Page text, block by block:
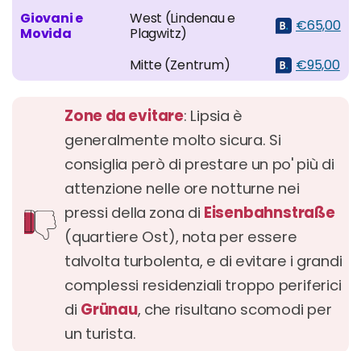
Giovani e
Movida
West (Lindenau e
Plagwitz)
€65,00
Mitte (Zentrum) €95,00
Zone da evitare: Lipsia è
generalmente molto sicura. Si
consiglia però di prestare un po' più di
attenzione nelle ore notturne nei
pressi della zona di Eisenbahnstraße
(quartiere Ost), nota per essere
talvolta turbolenta, e di evitare i grandi
complessi residenziali troppo periferici
di Grünau, che risultano scomodi per
un turista.